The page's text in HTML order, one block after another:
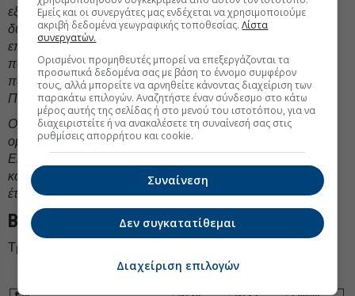
εξαγορές και συνεργασίες ώστε να επεκτείνουμε τις
δυνατότητές μας, να εισέλθουμε σε νέες αγορές και να
επιταχύνουμε την παραγωγική ανάπτυξη. Πρόσφατα
παραδείγματα αποτελούν τα βήματα προς εσωτερική
παραγωγή προωθητικών υλών και η είσοδός μας στην
Πολωνία.
Οι διαρθρωτικοί παράγοντες ζήτησης για τις λύσεις του
ομίλου CSG είναι διαρκείς και ενισχύονται περαιτέρω.
Εισερχόμαστε στο υπόλοιπο του 2026 με αυτοπεποίθηση
και επιβεβαιώνουμε την καθοδήγηση για το σύνολο του
έτους».
Βασικά Οικονομικά Μεγέθη
Τρίμηνο που έληξε στις 31 Μαρτίου 2026
Εμείς και οι συνεργάτες μας ενδέχεται να χρησιμοποιούμε
ακριβή δεδομένα γεωγραφικής τοποθεσίας.Λίστα
συνεργατών.
Ορισμένοι προμηθευτές μπορεί να επεξεργάζονται τα
προσωπικά δεδομένα σας με βάση το έννομο συμφέρον
τους, αλλά μπορείτε να αρνηθείτε κάνοντας διαχείριση των
παρακάτω επιλογών. Αναζητήστε έναν σύνδεσμο στο κάτω
μέρος αυτής της σελίδας ή στο μενού του ιστοτόπου, για να
διαχειριστείτε ή να ανακαλέσετε τη συναίνεσή σας στις
ρυθμίσεις απορρήτου και cookie.
Συναίνεση
Δεν συγκατατίθεμαι
Διαχείριση επιλογών